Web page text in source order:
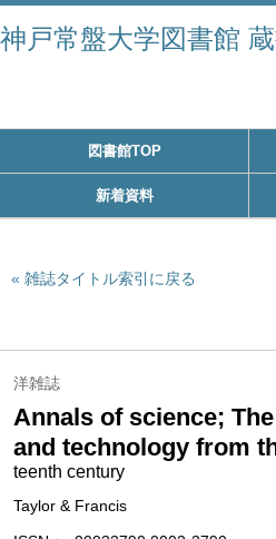
神戸常盤大学図書館
図書館TOP
新着資料
雑誌タイトル索引に戻る
洋雑誌
Annals of science;
and technology from
teenth century
Taylor & Francis